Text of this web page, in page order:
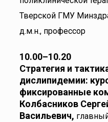
Тверской ГМУ
д.м.н., профессор
10.00–10.20
Стратегия и
дислипидемии:
фиксированные
Колбасников
Васильевич,